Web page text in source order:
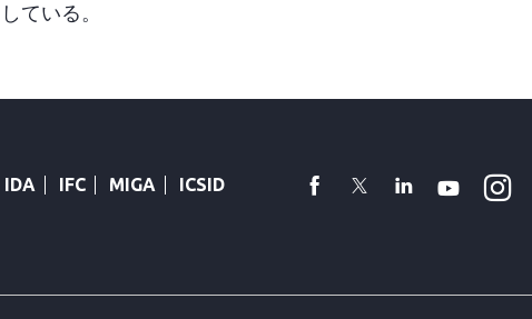
している。
IDA IFC MIGA ICSID facebook
TwitterLinkedin
Youtube